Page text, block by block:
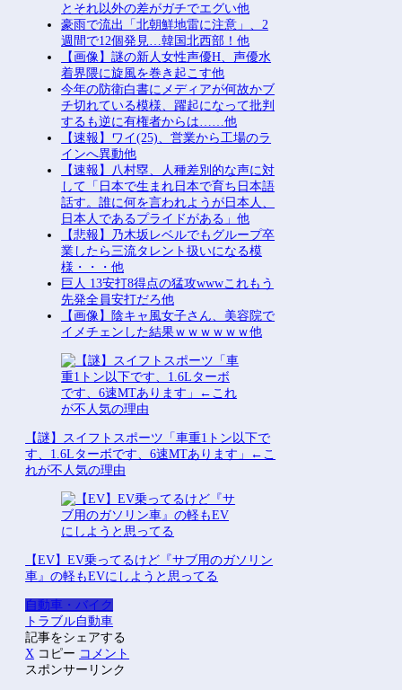
とそれ以外の差がガチでエグい他
豪雨で流出「北朝鮮地雷に注意」、2
週間で12個発見…韓国北西部！他
【画像】謎の新人女性声優H、声優水
着界隈に旋風を巻き起こす他
今年の防衛白書にメディアが何故かブ
チ切れている模様、躍起になって批判
するも逆に有権者からは……他
【速報】ワイ(25)、営業から工場のラ
インへ異動他
【速報】八村塁、人種差別的な声に対
して「日本で生まれ日本で育ち日本語
話す。誰に何を言われようが日本人、
日本人であるプライドがある」他
【悲報】乃木坂レベルでもグループ卒
業したら三流タレント扱いになる模
様・・・他
巨人 13安打8得点の猛攻wwwこれもう
先発全員安打だろ他
【画像】陰キャ風女子さん、美容院で
イメチェンした結果ｗｗｗｗｗｗ他
【謎】スイフトスポーツ「車重1トン以下で
す、1.6Lターボです、6速MTあります」←こ
れが不人気の理由
【EV】EV乗ってるけど『サブ用のガソリン
車』の軽もEVにしようと思ってる
自動車・バイク
トラブル自動車
記事をシェアする
X コピー コメント
スポンサーリンク